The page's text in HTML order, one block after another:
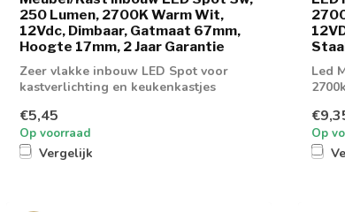
250 Lumen, 2700K Warm Wit,
12Vdc, Dimbaar, Gatmaat 67mm,
Hoogte 17mm, 2 Jaar Garantie
Zeer vlakke inbouw LED Spot voor
kastverlichting en keukenkastjes
€5,45
Op voorraad
Vergelijk
Led
Op